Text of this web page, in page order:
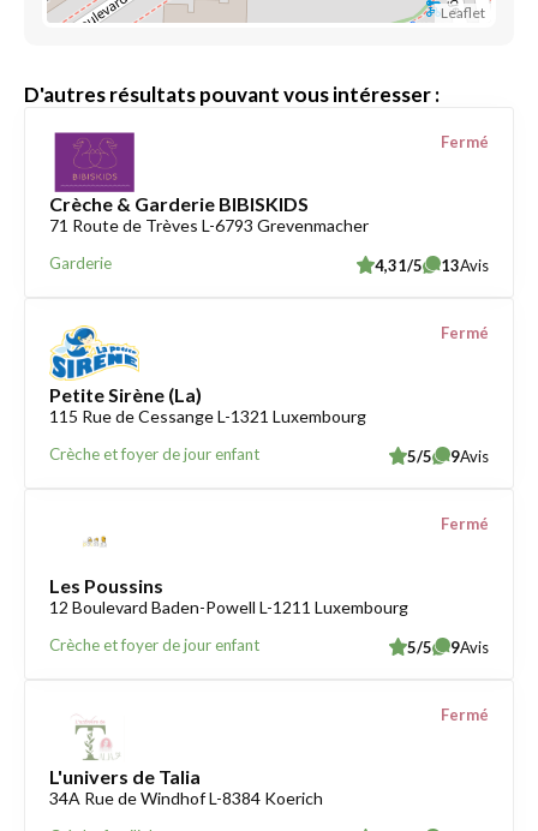
Leaflet
D'autres résultats pouvant vous intéresser :
Crèche & Garderie BIBISKIDS
71 Route de Trèves L-6793 Grevenmacher
Garderie
Fermé
4,31/5 13Avis
Petite Sirène (La)
115 Rue de Cessange L-1321 Luxembourg
Crèche et foyer de jour enfant
Fermé
5/5 9Avis
Les Poussins
12 Boulevard Baden-Powell L-1211 Luxembourg
Crèche et foyer de jour enfant
Fermé
5/5 9Avis
L'univers de Talia
34A Rue de Windhof L-8384 Koerich
Fermé